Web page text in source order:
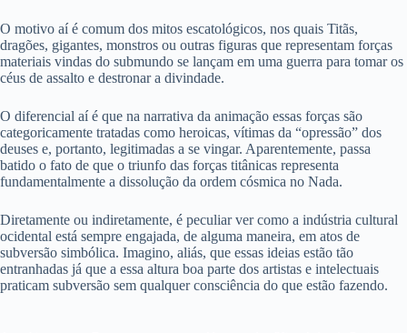
O motivo aí é comum dos mitos escatológicos, nos quais Titãs,
dragões, gigantes, monstros ou outras figuras que representam forças
materiais vindas do submundo se lançam em uma guerra para tomar os
céus de assalto e destronar a divindade.
O diferencial aí é que na narrativa da animação essas forças são
categoricamente tratadas como heroicas, vítimas da “opressão” dos
deuses e, portanto, legitimadas a se vingar. Aparentemente, passa
batido o fato de que o triunfo das forças titânicas representa
fundamentalmente a dissolução da ordem cósmica no Nada.
Diretamente ou indiretamente, é peculiar ver como a indústria cultural
ocidental está sempre engajada, de alguma maneira, em atos de
subversão simbólica. Imagino, aliás, que essas ideias estão tão
entranhadas já que a essa altura boa parte dos artistas e intelectuais
praticam subversão sem qualquer consciência do que estão fazendo.